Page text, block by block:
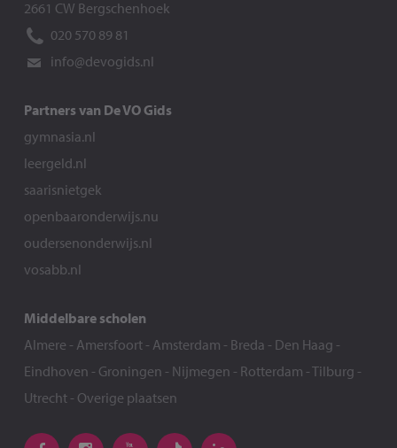
2661 CW Bergschenhoek
020 570 89 81
info@devogids.nl
Partners van De VO Gids
gymnasia.nl
leergeld.nl
saarisnietgek
openbaaronderwijs.nu
oudersenonderwijs.nl
vosabb.nl
Middelbare scholen
Almere - Amersfoort- Amsterdam - Breda - Den Haag -
Eindhoven - Groningen - Nijmegen - Rotterdam -Tilburg -
Utrecht- Overige plaatsen